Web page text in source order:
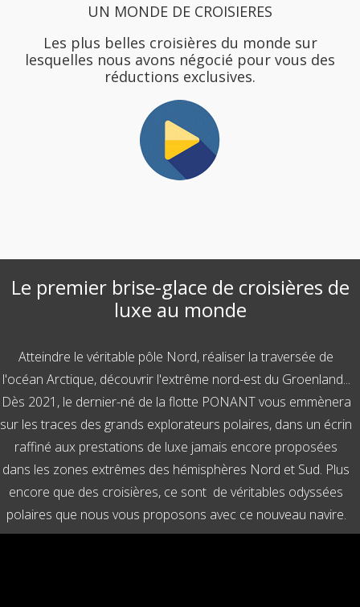
UN MONDE DE CROISIERES
Les plus belles croisières du monde sur
lesquelles nous avons négocié pour vous des
réductions exclusives.
Le premier brise-glace de croisières de
luxe au monde
Atteindre le véritable pôle Nord, réaliser la traversée de
l'océan Arctique, découvrir l'extrême nord-est du Groenland...
Dès 2021, le dernier-né de la flotte PONANT vous emmènera
sur les traces des grands explorateurs polaires, dans un écrin
raffiné aux prestations de luxe jamais encore proposées
dans les zones extrêmes des hémisphères Nord et Sud. Plus
encore que des croisières, ce sont de véritables odyssées
polaires que nous vous proposons avec ce nouveau navire.